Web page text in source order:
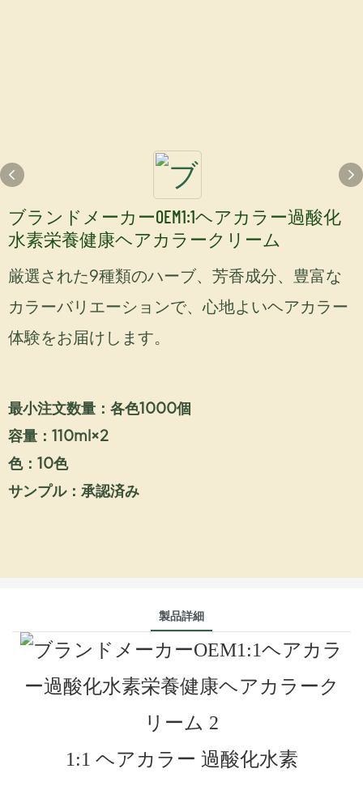
ブランドメーカーOEM1:1ヘアカラー過酸化
水素栄養健康ヘアカラークリーム
厳選された9種類のハーブ、芳香成分、豊富な
カラーバリエーションで、心地よいヘアカラー
体験をお届けします。
最小注文数量：各色1000個
容量：110ml×2
色：10色
サンプル：承認済み
製品詳細
1:1 ヘアカラー 過酸化水素